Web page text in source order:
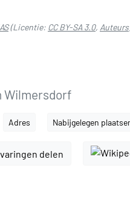
(Licentie: CC BY-SA 3.0, Auteurs
Wilmersdorf
Adres Nabijgelegen
delen